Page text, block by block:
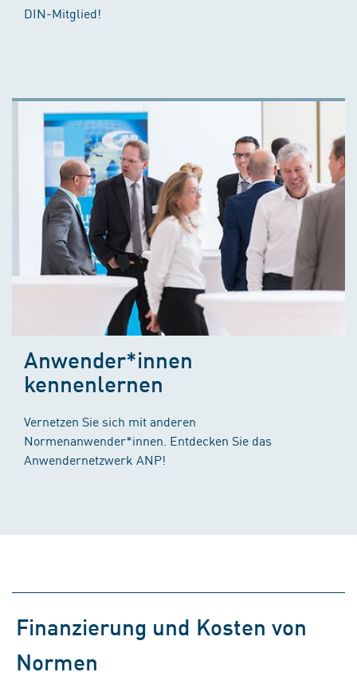
DIN-Mitglied!
Anwender*innen
kennenlernen
Vernetzen Sie sich mit anderen
Normenanwender*innen. Entdecken Sie das
Anwendernetzwerk ANP!
Finanzierung und Kosten von
Normen